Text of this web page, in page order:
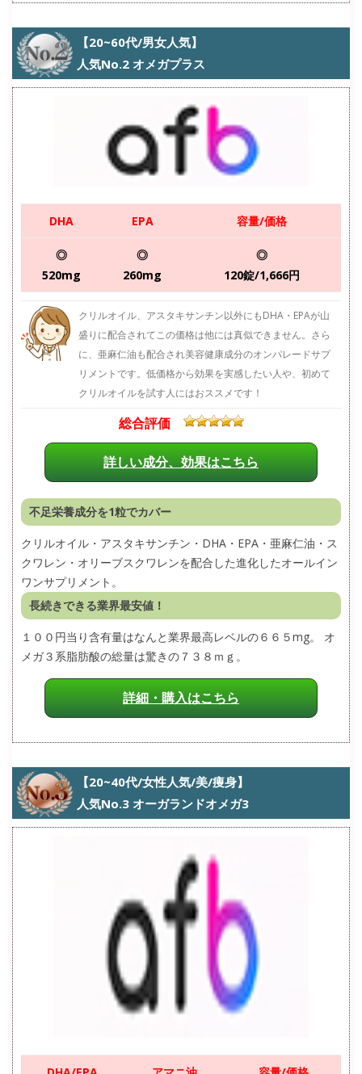
【20~60代/男女人気】
人気No.2 オメガプラス
DHA EPA 容量/価格
◎
520mg
◎
260mg
◎
120錠/1,666円
クリルオイル、アスタキサンチン以外にもDHA・EPAが山
盛りに配合されてこの価格は他には真似できません。さら
に、亜麻仁油も配合され美容健康成分のオンパレードサプ
リメントです。低価格から効果を実感したい人や、初めて
クリルオイルを試す人にはおススメです！
総合評価
詳しい成分、効果はこちら
不足栄養成分を1粒でカバー
クリルオイル・アスタキサンチン・DHA・EPA・亜麻仁油・ス
クワレン・オリーブスクワレンを配合した進化したオールイン
ワンサプリメント。
長続きできる業界最安値！
１００円当り含有量はなんと業界最高レベルの６６５mg。 オ
メガ３系脂肪酸の総量は驚きの７３８ｍｇ。
詳細・購入はこちら
【20~40代/女性人気/美/痩身】
人気No.3 オーガランドオメガ3